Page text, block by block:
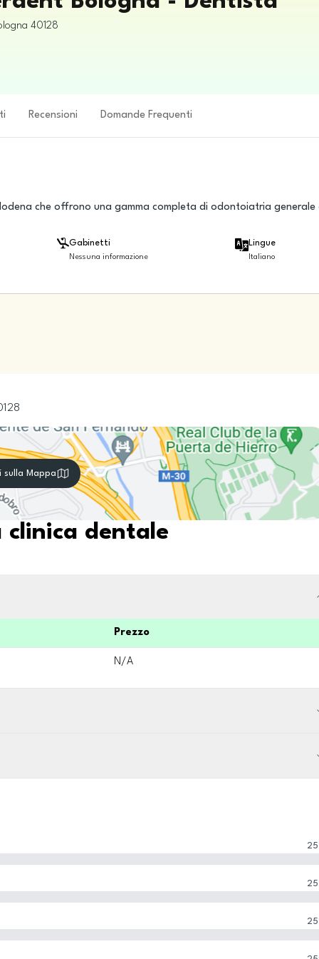
40128
Recensioni Domande Frequenti
che offrono una gamma completa di odontoiatria generale
Gabinetti
Nessuna informazione
Lingue
Italiano
sulla Mappa
dentale
Prezzo
N/A
25
25
25